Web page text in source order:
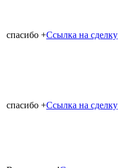
спасибо +Ссылка на сделку
спасибо +Ссылка на сделку